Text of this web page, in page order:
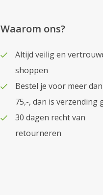
Waarom ons?
Altijd veilig en
shoppen
Bestel je voor meer
75,-, dan is verzending
30 dagen recht van
retourneren